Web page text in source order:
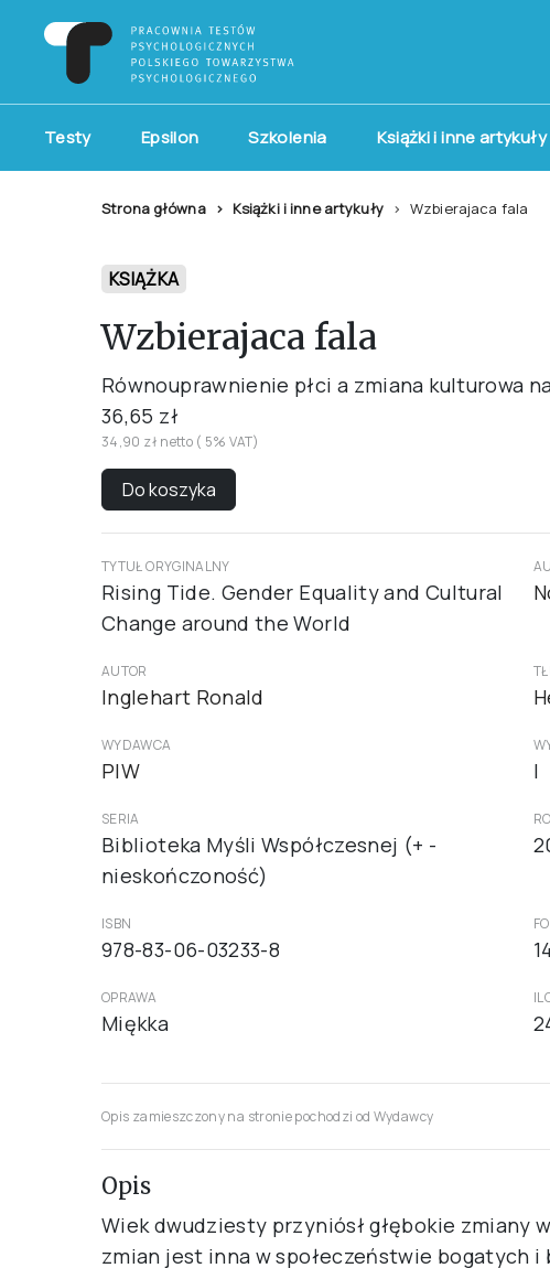
Testy Epsilon Szkolenia Książki i inne artykuły
Strona główna Książki i inne artykuły Wzbierajaca fala
KSIĄŻKA
Wzbierajaca fala
Równouprawnienie płci a zmiana kulturowa
36,65 zł
34,90 zł netto ( 5% VAT)
Do koszyka
TYTUŁ ORYGINALNY
Rising Tide. Gender Equality and Cultural
Change around the World
AUTOR
Inglehart Ronald
WYDAWCA
PIW I
SERIA
Biblioteka Myśli Współczesnej (+ -
nieskończoność)
ISBN
978-83-06-03233-8
OPRAWA
Miękka
Opis zamieszczony na stronie pochodzi od Wydawcy
Opis
Wiek dwudziesty przyniósł głębokie zmiany
zmian jest inna w społeczeństwie bogatych